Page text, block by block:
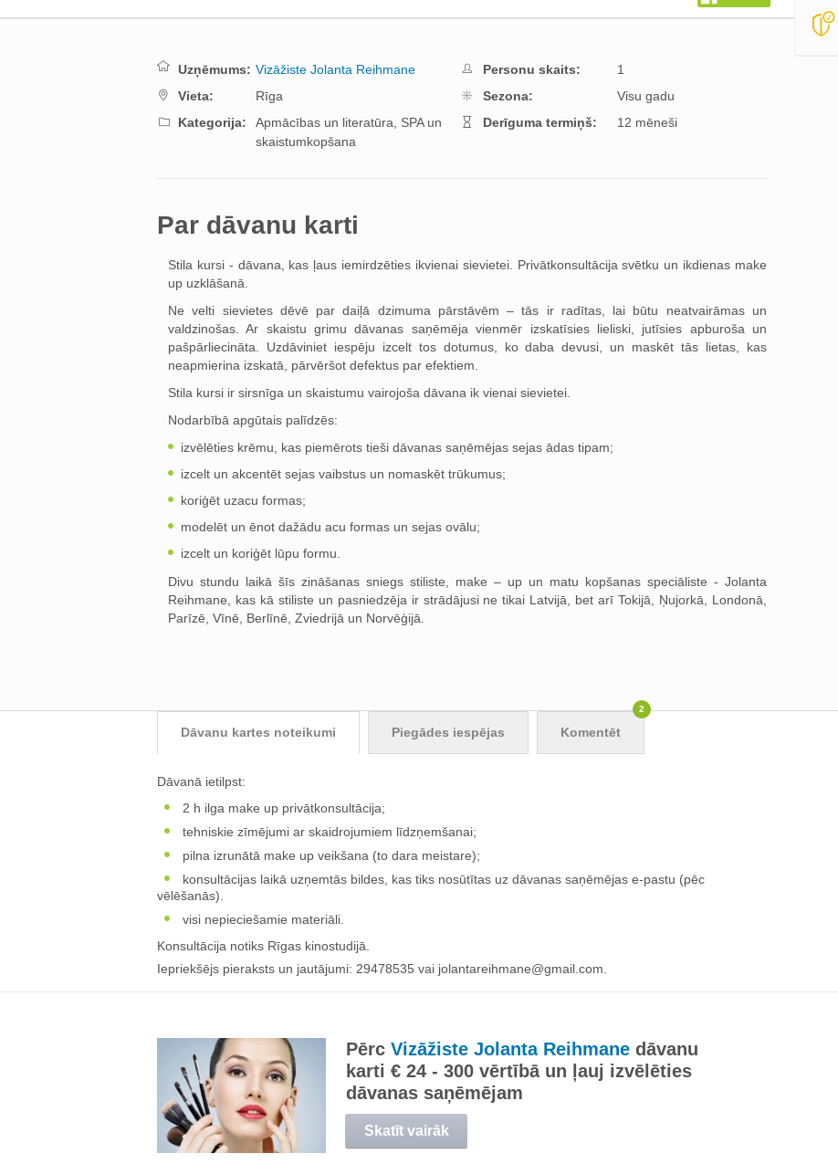
Uzņēmums: Vizāžiste Jolanta Reihmane
Vieta:
Rīga
Kategorija:
Apmācības un literatūra, SPA un
skaistumkopšana
Personu skaits:
1
Sezona:
Visu gadu
Derīguma termiņš:
12 mēneši
Par dāvanu karti
Stila kursi - dāvana, kas ļaus iemirdzēties ikvienai sievietei. Privātkonsultācija svētku un ikdienas make
up uzklāšanā.
Ne velti sievietes dēvē par daiļā dzimuma pārstāvēm – tās ir radītas, lai būtu neatvairāmas un
valdzinošas. Ar skaistu grimu dāvanas saņēmēja vienmēr izskatīsies lieliski, jutīsies apburoša un
pašpārliecināta. Uzdāviniet iespēju izcelt tos dotumus, ko daba devusi, un maskēt tās lietas, kas
neapmierina izskatā, pārvēršot defektus par efektiem.
Stila kursi ir sirsnīga un skaistumu vairojoša dāvana ik vienai sievietei.
Nodarbībā apgūtais palīdzēs:
izvēlēties krēmu, kas piemērots tieši dāvanas saņēmējas sejas ādas tipam;
izcelt un akcentēt sejas vaibstus un nomaskēt trūkumus;
koriģēt uzacu formas;
modelēt un ēnot dažādu acu formas un sejas ovālu;
izcelt un koriģēt lūpu formu.
Divu stundu laikā šīs zināšanas sniegs stiliste, make – up un matu kopšanas speciāliste - Jolanta
Reihmane, kas kā stiliste un pasniedzēja ir strādājusi ne tikai Latvijā, bet arī Tokijā, Ņujorkā, Londonā,
Parīzē, Vīnē, Berlīnē, Zviedrijā un Norvēģijā.
Dāvanu kartes noteikumi Piegādes iespējas Komentēt
2
Dāvanā ietilpst:
2 h ilga make up privātkonsultācija;
tehniskie zīmējumi ar skaidrojumiem līdzņemšanai;
pilna izrunātā make up veikšana (to dara meistare);
konsultācijas laikā uzņemtās bildes, kas tiks nosūtītas uz dāvanas saņēmējas e-pastu (pēc
vēlēšanās).
visi nepieciešamie materiāli.
Konsultācija notiks Rīgas kinostudijā.
Iepriekšējs pieraksts un jautājumi: 29478535 vai jolantareihmane@gmail.com
Pērc Vizāžiste Jolanta Reihmane dāvanu
karti € 24 - 300 vērtībā un ļauj izvēlēties
dāvanas saņēmējam
Skatīt vairāk